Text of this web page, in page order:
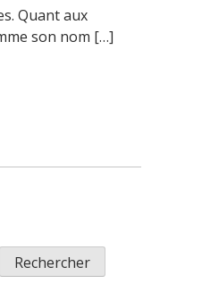
Quant aux
son nom […]
Rechercher